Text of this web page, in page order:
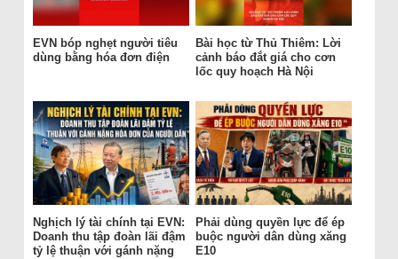
EVN bóp nghẹt người tiêu
dùng bằng hóa đơn điện
Bài học từ Thủ Thiêm: Lời
cảnh báo đắt giá cho cơn
lốc quy hoạch Hà Nội
Nghịch lý tài chính tại EVN:
Doanh thu tập đoàn lãi đậm
tỷ lệ thuận với gánh nặng
Phải dùng quyền lực để ép
buộc người dân dùng xăng
E10